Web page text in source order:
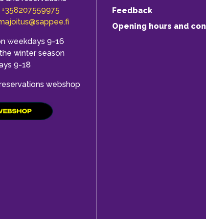
+358207559975
weekdays 9-16
winter season
9-18
webshop
Feedback
Opening hours and